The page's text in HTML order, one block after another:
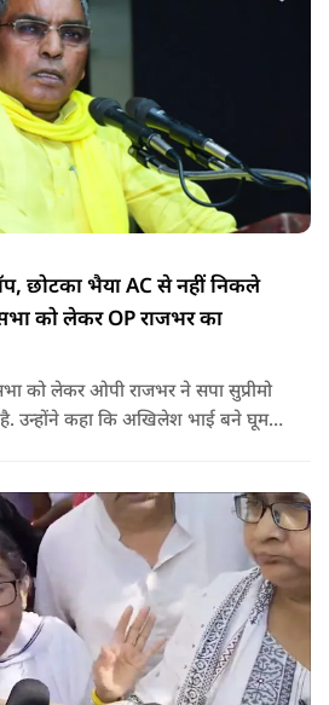
छोटका भैया AC से नहीं निकले
को लेकर OP राजभर का
को लेकर ओपी राजभर ने सपा सुप्रीमो
उन्होंने कहा कि अखिलेश भाई बने घूम